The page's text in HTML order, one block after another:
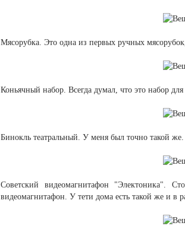
Мясорубка. Это одна из первых ручных
Коньячный набор. Всегда думал, что это набор
Бинокль театральный. У меня был точно такой
Советский видеомагнитафон "Электоника".
видеомагнитафон. У тети дома есть такой же и в